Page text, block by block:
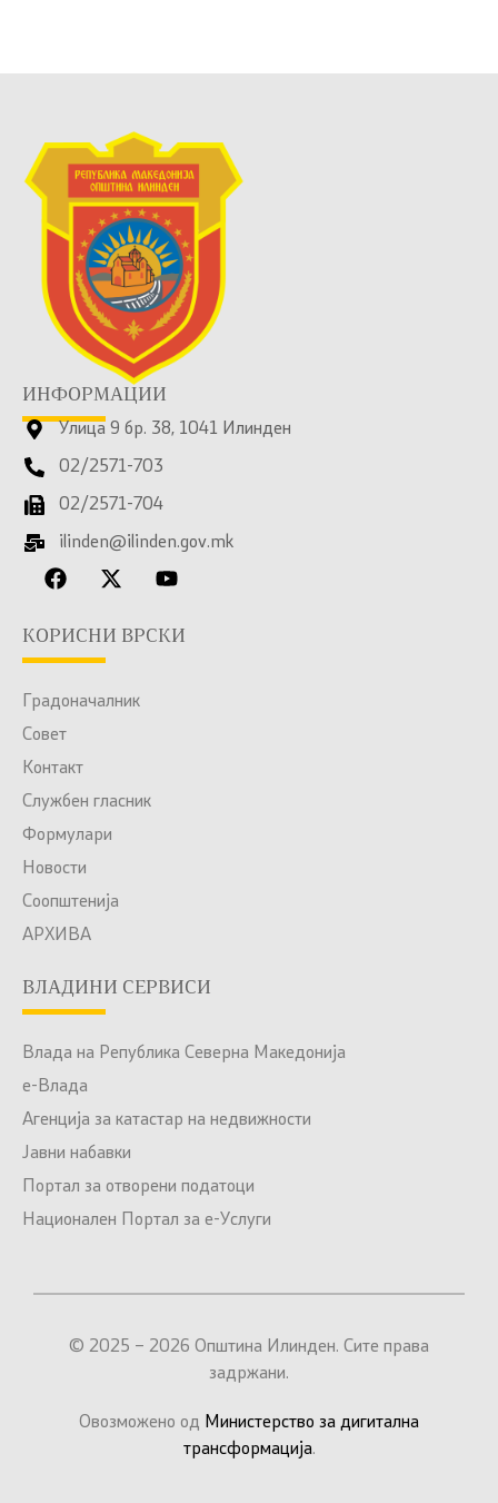
ИНФОРМАЦИИ
Улица 9 бр. 38, 1041 Илинден
02/2571-703
02/2571-704
ilinden@ilinden.gov.mk
КОРИСНИ ВРСКИ
Градоначалник
Совет
Контакт
Службен гласник
Формулари
Новости
Соопштенија
АРХИВА
ВЛАДИНИ СЕРВИСИ
Влада на Република Северна Македонија
е-Влада
Агенција за катастар на недвижности
Јавни набавки
Портал за отворени податоци
Национален Портал за е-Услуги
© 2025 – 2026 Општина Илинден. Сите права
задржани.
Овозможено од Министерство за дигитална
трансформација.